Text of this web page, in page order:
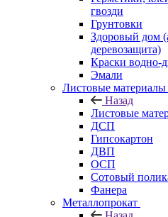
гвозди
Грунтовки
Здоровый дом
деревозащита)
Краски водно-
Эмали
Листовые материалы
Назад
Листовые
ДСП
Гипсокартон
ДВП
ОСП
Сотовый
Фанера
Металлопрокат